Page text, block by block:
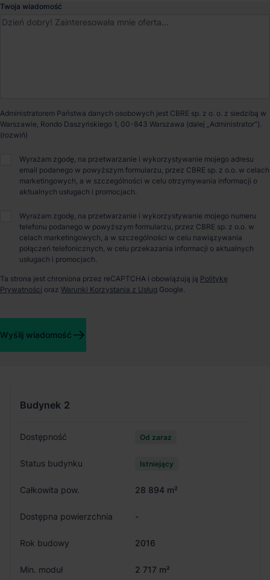
Powierzchnia parku
O parku
Nowoczesny Park Magazynowy w Gliwicach oferujący
powierzchnie magazynowe, logistyczne i produkcyjne o
planowanej powierzchni ponad 51 000 m2. Centrum
logistyczne zlokalizowane jest w Katowickiej Specjalnej Strefie
Ekonomicznej, w Podstrefie Gliwice. Dzięki znakomitej
infrastrukturze drogowej zapewnia doskonałe połączenie z
Szczegóły budynków
Budynek 2
Dostępność Od zaraz
Status budynku Istniejący
Całkowita pow. 28 894 m²
Dostępna powierzchnia -
Rok budowy 2016
Min. moduł
2 717 m²
Twoja wiadomość
Administratorem Państwa danych osobowych jest CBRE sp. z o. o. z siedzibą w
Warszawie, Rondo Daszyńskiego 1, 00-843 Warszawa (dalej „Administrator”).
Wyrażam zgodę, na przetwarzanie i wykorzystywanie mojego adresu
email podanego w powyższym formularzu, przez CBRE sp. z o.o. w celach
marketingowych, a w szczególności w celu otrzymywania informacji o
aktualnych usługach i promocjach.
Wyrażam zgodę, na przetwarzanie i wykorzystywanie mojego numeru
telefonu podanego w powyższym formularzu, przez CBRE sp. z o.o. w
celach marketingowych, a w szczególności w celu nawiązywania
połączeń telefonicznych, w celu przekazania informacji o aktualnych
usługach i promocjach.
Ta strona jest chroniona przez reCAPTCHA i obowiązują ją Politykę
Prywatności oraz Warunki Korzystania z Usług Google.
Wyślij wiadomość